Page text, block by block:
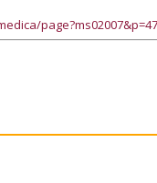
page?ms02007&p=47